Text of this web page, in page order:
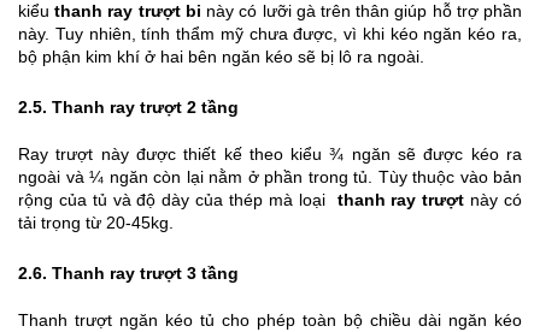
kiểu thanh ray trượt bi này có lưỡi gà trên thân giúp hỗ trợ phần
này. Tuy nhiên, tính thẩm mỹ chưa được, vì khi kéo ngăn kéo ra,
bộ phận kim khí ở hai bên ngăn kéo sẽ bị lô ra ngoài.
2.5. Thanh ray trượt 2 tầng
Ray trượt này được thiết kế theo kiểu ¾ ngăn sẽ được kéo ra
ngoài và ¼ ngăn còn lại nằm ở phần trong tủ. Tùy thuộc vào bản
rộng của tủ và độ dày của thép mà loại thanh ray trượt này có
tải trọng từ 20-45kg.
2.6. Thanh ray trượt 3 tầng
Thanh trượt ngăn kéo tủ cho phép toàn bộ chiều dài ngăn kéo